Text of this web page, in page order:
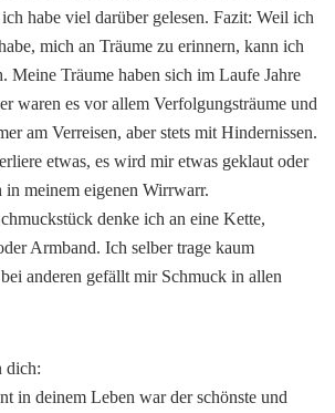
habe viel darüber gelesen. Fazit: Weil ich
mich an Träume zu erinnern, kann ich
Meine Träume haben sich im Laufe Jahre
waren es vor allem Verfolgungsträume und
am Verreisen, aber stets mit Hindernissen.
etwas, es wird mir etwas geklaut oder
meinem eigenen Wirrwarr.
denke ich an eine Kette,
Armband. Ich selber trage kaum
anderen gefällt mir Schmuck in allen
dich:
in deinem Leben war der schönste und